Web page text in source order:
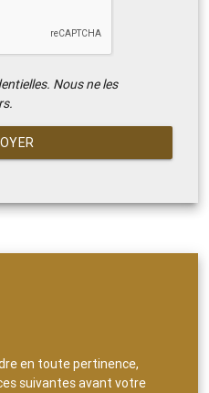
Nous ne les
en toute pertinence,
suivantes avant votre